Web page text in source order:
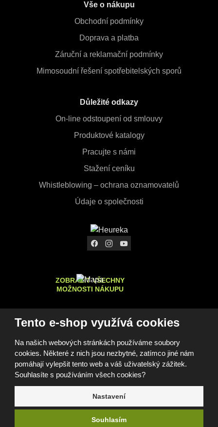
Tento e-shop využívá cookies
Na našich webových stránkách používáme soubory
cookies. Některé z nich jsou nezbytné, zatímco jiné nám
pomáhají vylepšit tento web a váš uživatelský zážitek.
Souhlasíte s používáním všech cookies?
Nastavení
Souhlasím
Vše o nákupu
Obchodní podmínky
Doprava a platba
Záruční a reklamační podmínky
Mimosoudní řešení spotřebitelských sporů
Důležité odkazy
On-line odstoupení od smlouvy
Produktové katalogy
Pracujte s námi
Stažení ceníku
Whistleblowing – ochrana oznamovatelů
Údaje o společnosti
ZOBRAZIT VŠECHNY
MOŽNOSTI NÁKUPU
Prohlášení o přístupnostiMapa stránekGDPRCookies
Nastavení cookies
Tento web je chráněn pomocí Google ReCAPTCHA a platí pro
nějzásady ochrany osobních údajůasmluvní podmínky
e